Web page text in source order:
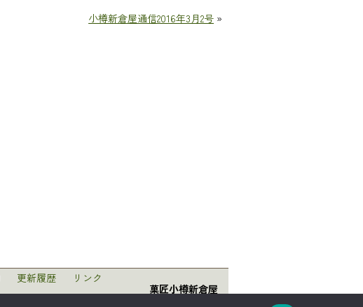
小樽新倉屋通信2016年3月2号 »
更新履歴
リンク
菓匠小樽新倉屋